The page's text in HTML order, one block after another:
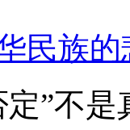
民族的
”不